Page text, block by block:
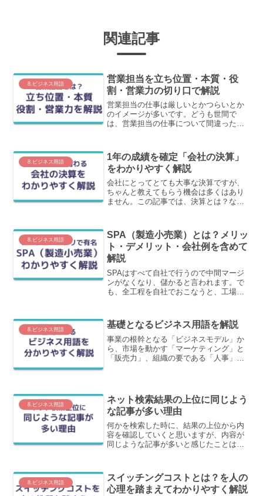
関連記事
8.ビジネス用語
営業担当を立ち位置・本質・役
割・営業力の切り口で解説
営業担当の仕事は厳しいとかつらいとか
のイメージが多いです。どうも世間で
は、営業担当の仕事について間違った認
を立ち位置・本質・役割・営業力という
キーワードを踏まえて解説します。
8.ビジネス用語
1年の成績を確定「会社の決算」
をわかりやすく解説
会社にとってとても大事な決算ですが、
ちゃんと教えてもらう機会は多くはあり
ません。この記事では、決算とは？なぜ
わかりやすく解説します。
8.ビジネス用語
SPA（製造小売業）とは？メリッ
ト・デメリット・会社例を含めて
解説
SPAはすべて自社で行うので中間マージ
ンがなくなり、儲かると言われます。で
も、全工程を自社でおこなうと、工場を
このカラクリを含めて詳しく解説しま
す。
8.ビジネス用語 基礎となるビジネス用語を解説
事業の根幹となる「ビジネスモデル」か
ら、市場を動かす「マーケティング」と
「販売力」、組織の要である「人事」や
き基礎用語を厳選して解説します。
8.ビジネス用語
ネット検索結果の上位に同じよう
な記事が多い理由
何かを検索した時に、結果の上位から内
容を確認していくと思いますが、内容が
同じような記事が多いと感じたことはあ
かりやすく解説します。
8.ビジネス用語
スイッチングコストとは？を人の
心理を踏まえてわかりやすく解説